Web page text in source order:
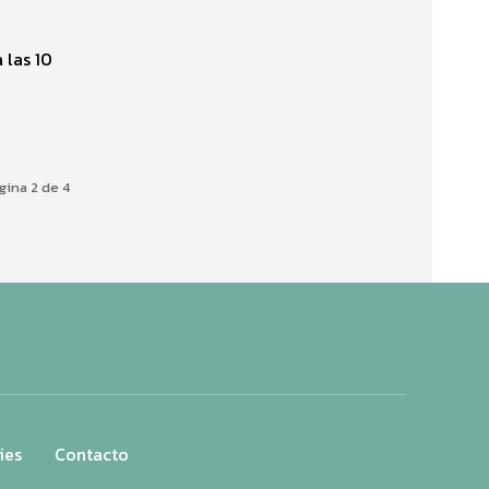
10
2 de 4
Contacto